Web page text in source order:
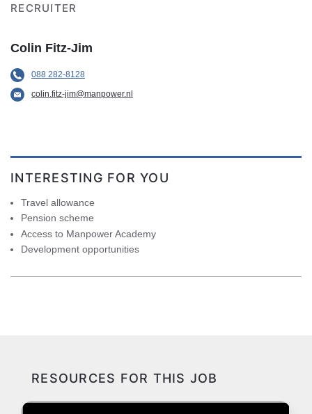
RECRUITER
Colin Fitz-Jim
088 282-8128
colin.fitz-jim@manpower.nl
INTERESTING FOR YOU
Travel allowance
Pension scheme
Access to Manpower Academy
Development opportunities
RESOURCES FOR THIS JOB